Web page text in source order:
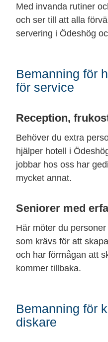
Med invanda rutiner
och ser till att alla
servering i Ödeshög
Bemanning för
för service
Reception,
Behöver du extra
hjälper hotell i
jobbar hos oss har
mycket annat.
Seniorer med
Här möter du
som krävs för att
och har förmågan att
kommer tillbaka.
Bemanning för
diskare